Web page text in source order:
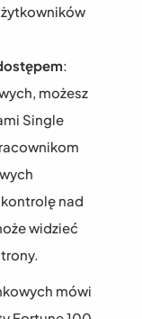
:
możesz
Single
nad
widzieć
mówi